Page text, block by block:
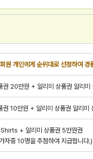
원 개인에게 순위대로 선정하여 경
권 20만원 + 알리미 상품권 알리미
권 10만원 + 알리미 상품권 알리미
+ 알리미 상품권 5만원권
자중 10명을 추첨하여 지급합니다.)